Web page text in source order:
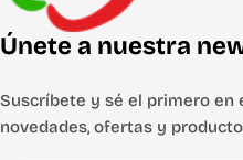
Únete a nuestra
Suscríbete y sé el primero
novedades, ofertas y